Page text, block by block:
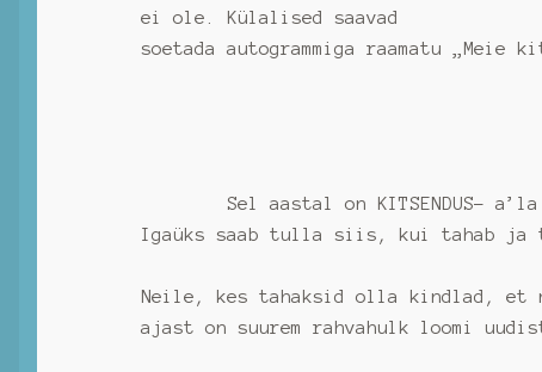
ei ole. Külalised saavad
soetada autogrammiga raamatu
Sel aastal on KITSENDUS- a’la
Igaüks saab tulla siis, kui tahab ja
Neile, kes tahaksid olla kindlad, et
ajast on suurem rahvahulk loomi